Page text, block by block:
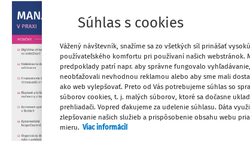
Téma mesiaca
Ing. Michal Dzurenko
OCHRANA VERZUS SÚKROMIE
Kamerové systémy sa v
využívajú s narastajúcou
priestorov, čo môže
súkromie. Tento
kamerových
Súhlas s cookies
Vážený návštevník, snažíme sa zo všetkých síl prinášať
používateľského komfortu pri používaní našich webstránok.
predpoklady patrí napr. aby správne fungovalo
neobťažovali nevhodnou reklamou alebo aby sme mali
ako web vylepšovať. Preto od Vás potrebujeme súhlas so
súborov cookies, t. j. malých súborov, ktoré sa dočasne
prehliadači. Vopred ďakujeme za udelenie súhlasu. Dáta
zlepšovanie našich služieb a prispôsobenie obsahu webu
mieru. Viac informácií